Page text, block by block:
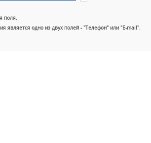
поля.
является одно из двух полей - "Телефон" или "E-mail".